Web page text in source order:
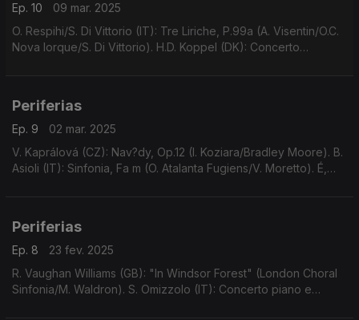
Ep. 10
09 mar. 2025
O. Respihi/S. Di Vittorio (IT): Tre Liriche, P.99a (A. Visentin/O.C.
Nova Iorque/S. Di Vittorio). H.D. Koppel (DK): Concerto
Periferias
Ep. 9
02 mar. 2025
V. Kaprálová (CZ): Nav?dy, Op.12 (I. Koziara/Bradley Moore). B.
Asioli (IT): Sinfonia, Fa m (O. Atalanta Fugiens/V. Moretto). É,
Periferias
Ep. 8
23 fev. 2025
R. Vaughan Williams (GB): "In Windsor Forest" (London Choral
Sinfonia/M. Waldron). S. Omizzolo (IT): Concerto piano e